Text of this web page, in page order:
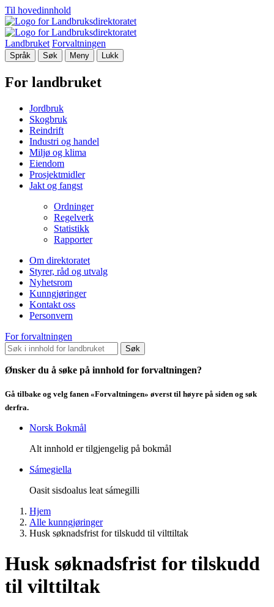
Til hovedinnhold
Landbruket Forvaltningen
Språk Søk Meny Lukk
For landbruket
Jordbruk
Skogbruk
Reindrift
Industri og handel
Miljø og klima
Eiendom
Prosjektmidler
Jakt og fangst
Ordninger
Regelverk
Statistikk
Rapporter
Om direktoratet
Styrer, råd og utvalg
Nyhetsrom
Kunngjøringer
Kontakt oss
Personvern
For forvaltningen
Søk
Ønsker du å søke på innhold for forvaltningen?
Gå tilbake og velg fanen «Forvaltningen» øverst til høyre på siden og søk
derfra.
Norsk Bokmål
Alt innhold er tilgjengelig på bokmål
Sámegiella
Oasit sisdoalus leat sámegilli
Hjem
Alle kunngjøringer
Husk søknadsfrist for tilskudd til vilttiltak
Husk søknadsfrist for tilskudd
til vilttiltak